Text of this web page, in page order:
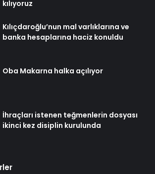
kılıyoruz
Kılıçdaroğlu’nun mal varlıklarına ve
banka hesaplarına haciz konuldu
Oba Makarna halka açılıyor
İhraçları istenen teğmenlerin dosyası
ikinci kez disiplin kurulunda